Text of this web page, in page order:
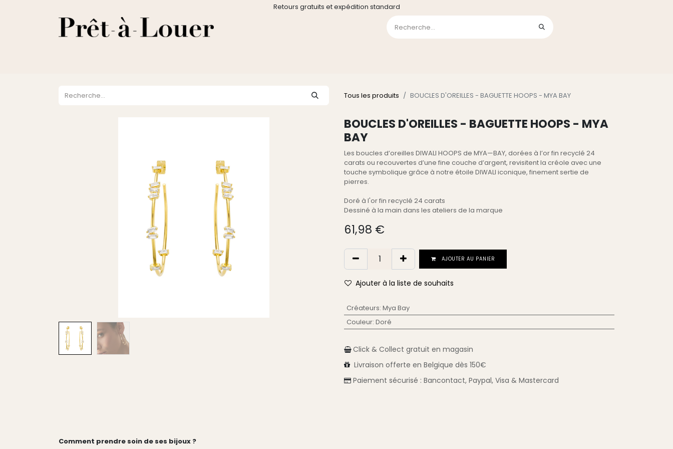
Retours gratuits et expédition standard
Tous les produits BOUCLES D'OREILLES - BAGUETTE HOOPS - MYA BAY
BOUCLES D'OREILLES - BAGUETTE HOOPS - MYA
BAY
Les boucles d’oreilles DIWALI HOOPS de MYA—BAY, dorées à l’or fin recyclé 24
carats ou recouvertes d’une fine couche d’argent, revisitent la créole avec une
touche symbolique grâce à notre étoile DIWALI iconique, finement sertie de
pierres.
Doré à l'or fin recyclé 24 carats
Dessiné à la main dans les ateliers de la marque
61,98 €
AJOUTER AU PANIER
Ajouter à la liste de souhaits
Créateurs: Mya Bay
Couleur: Doré
Click & Collect gratuit en magasin
Livraison offerte en Belgique dès 150€
Paiement sécurisé : Bancontact, Paypal, Visa & Mastercard
Comment prendre soin de ses bijoux ?